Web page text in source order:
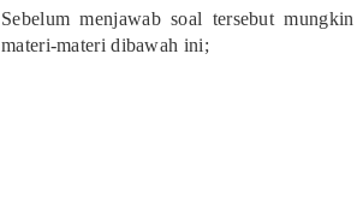
Sebelum menjawab soal tersebut
materi-materi dibawah ini;